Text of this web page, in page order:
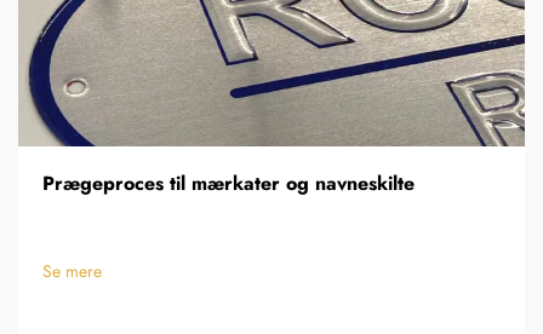
Prægeproces til mærkater og navneskilte
Se mere